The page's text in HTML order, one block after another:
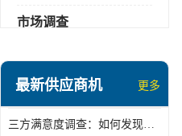
市场调查
最新供应商机 更多
三方满意度调查：如何发现潜在商机